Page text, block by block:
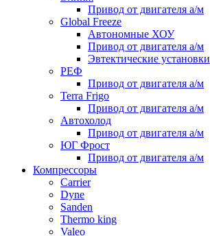
Привод от двигателя а/м
Global Freeze
Автономные ХОУ
Привод от двигателя а/м
Эвтектические установки
РЕФ
Привод от двигателя а/м
Terra Frigo
Привод от двигателя а/м
Автохолод
Привод от двигателя а/м
ЮГ Фрост
Привод от двигателя а/м
Компрессоры
Carrier
Dyne
Sanden
Thermo king
Valeo